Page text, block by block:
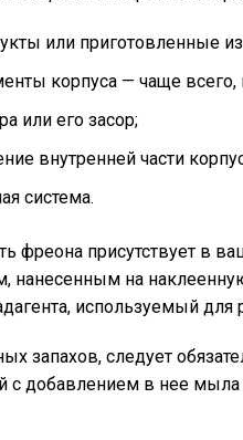
или приготовленные
корпуса — чаще всего,
или его засор;
внутренней части
система.
фреона присутствует в
нанесенным на
используемый для
запахов, следует
с добавлением в нее